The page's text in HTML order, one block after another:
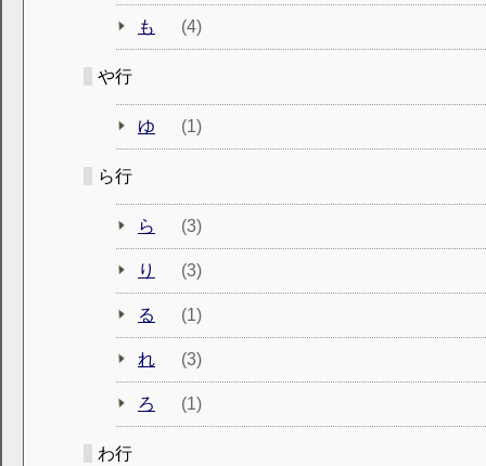
も (4)
や行
ゆ (1)
ら行
ら (3)
り (3)
る (1)
れ (3)
ろ (1)
わ行